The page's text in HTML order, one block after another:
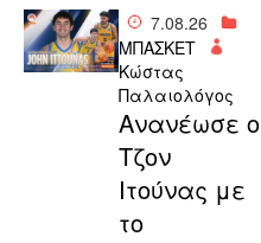
7.08.26
ΜΠΑΣΚΕΤ
Κώστας
Παλαιολόγος
Aνανέωσε ο
Τζον
Ιτούνας με
το